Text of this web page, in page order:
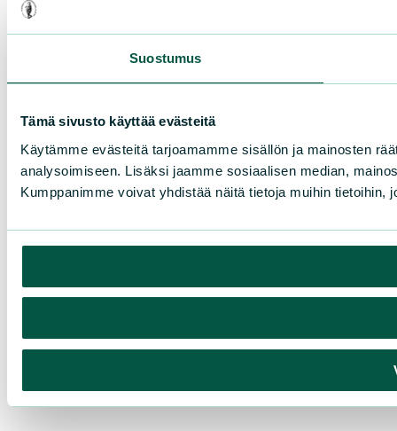
Suostumus
Tämä sivusto käyttää evästeitä
Käytämme evästeitä tarjoamamme sisällön ja mainosten
analysoimiseen. Lisäksi jaamme sosiaalisen median,
Kumppanimme voivat yhdistää näitä tietoja muihin tietoihin,